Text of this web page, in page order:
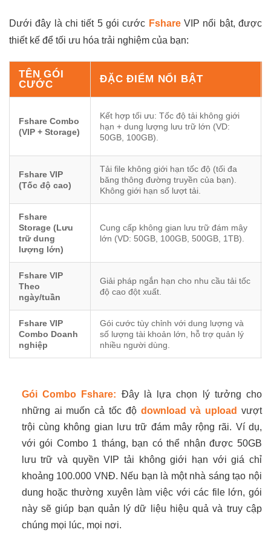
Dưới đây là chi tiết 5 gói cước FshareVIP nổi bật, được
thiết kế để tối ưu hóa trải nghiệm của bạn:
TÊN GÓI
CƯỚC
ĐẶC ĐIỂM NỔI BẬT
Fshare Combo
(VIP + Storage)
Kết hợp tối ưu: Tốc độ tải không giới
hạn + dung lượng lưu trữ lớn (VD:
50GB, 100GB).
Fshare VIP
(Tốc độ cao)
Tải file không giới hạn tốc độ (tối đa
băng thông đường truyền của bạn).
Không giới hạn số lượt tải.
Fshare
Storage (Lưu
trữ dung
lượng lớn)
Cung cấp không gian lưu trữ đám mây
lớn (VD: 50GB, 100GB, 500GB, 1TB).
Fshare VIP
Theo
ngày/tuần
Giải pháp ngắn hạn cho nhu cầu tải tốc
độ cao đột xuất.
Fshare VIP
Combo Doanh
nghiệp
Gói cước tùy chỉnh với dung lượng và
số lượng tài khoản lớn, hỗ trợ quản lý
nhiều người dùng.
Gói Combo Fshare: Đây là lựa chọn lý tưởng cho
những ai muốn cả tốc độ download và upload vượt
trội cùng không gian lưu trữ đám mây rộng rãi. Ví dụ,
với gói Combo 1 tháng, bạn có thể nhận được 50GB
lưu trữ và quyền VIP tải không giới hạn với giá chỉ
khoảng 100.000 VNĐ. Nếu bạn là một nhà sáng tạo nội
dung hoặc thường xuyên làm việc với các file lớn, gói
này sẽ giúp bạn quản lý dữ liệu hiệu quả và truy cập
chúng mọi lúc, mọi nơi.